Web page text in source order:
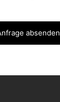
absenden